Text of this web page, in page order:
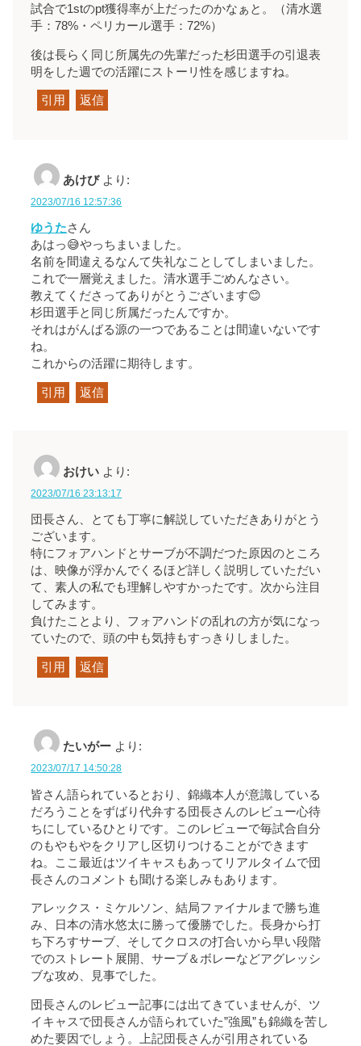
試合で1stのpt獲得率が上だったのかなぁと。（清水選
手：78%・ペリカール選手：72%）
後は長らく同じ所属先の先輩だった杉田選手の引退表
明をした週での活躍にストーリ性を感じますね。
引用 返信
あけび より:
2023/07/16 12:57:36
ゆうたさん
あはっ😅やっちまいました。
名前を間違えるなんて失礼なことしてしまいました。
これで一層覚えました。清水選手ごめんなさい。
教えてくださってありがとうございます😊
杉田選手と同じ所属だったんですか。
それはがんばる源の一つであることは間違いないです
ね。
これからの活躍に期待します。
引用 返信
おけい より:
2023/07/16 23:13:17
団長さん、とても丁寧に解説していただきありがとう
ございます。
特にフォアハンドとサーブが不調だつた原因のところ
は、映像が浮かんでくるほど詳しく説明していただい
て、素人の私でも理解しやすかったです。次から注目
してみます。
負けたことより、フォアハンドの乱れの方が気になっ
ていたので、頭の中も気持もすっきりしました。
引用 返信
たいがー より:
2023/07/17 14:50:28
皆さん語られているとおり、錦織本人が意識している
だろうことをずばり代弁する団長さんのレビュー心待
ちにしているひとりです。このレビューで毎試合自分
のもやもやをクリアし区切りつけることができます
ね。ここ最近はツイキャスもあってリアルタイムで団
長さんのコメントも聞ける楽しみもあります。
アレックス・ミケルソン、結局ファイナルまで勝ち進
み、日本の清水悠太に勝って優勝でした。長身から打
ち下ろすサーブ、そしてクロスの打合いから早い段階
でのストレート展開、サーブ＆ボレーなどアグレッシ
ブな攻め、見事でした。
団長さんのレビュー記事には出てきていませんが、ツ
イキャスで団長さんが語られていた”強風”も錦織を苦し
めた要因でしょう。上記団長さんが引用されている